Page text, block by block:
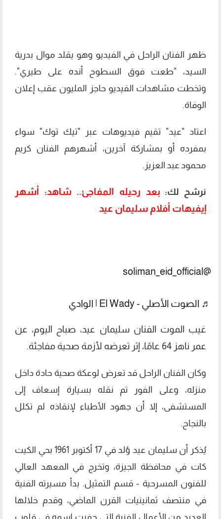
ظهر الفنان الراحل في الفيديو وهو يقلد موال بدرية
السيد، "طعت فوق السطوح أنده على طيري".
وتخطت مشاهدات الفيديو حاجز المليون عقب إعلان
الوفاة.
اعتاد "عيد" تقيم فيديوهات عبر "تيك توك" سواء
بمفرده أو بمشاركة آخرين، أشهرهم الفنان كريم
محمود عبد العزيز.
نرشح لك: بعد رحيله المفاجئ.. شاهد: أشهر
إيفيهات أفلام سليمان عيد
@soliman_eid_official
♬ الصوت الأصلي - El Wady | الوادي
غيب الموت الفنان سليمان عيد، صباح اليوم، عن
عمر ناهز 64 عامًا، إثر تعرضه لأزمة صحية مفاجئة.
وكان الفنان الراحل قد تعرض لوعكة صحية حادة داخل
منزله، وعلى الفور تم نقله بسيارة إسعاف إلى
المستشفى، إلا أن جهود الأطباء لإنقاذه لم تكلل
بالنجاح.
يُذكر أن سليمان عيد وُلد في 17 أكتوبر 1961 بحي الكيت
كات في محافظة الجيزة، وتخرج في المعهد العالي
للفنون المسرحية - قسم التمثيل. بدأ مسيرته الفنية
في منتصف ثمانينيات القرن الماضي، وقدم خلالها
العديد من الأعمال الفنية التي حفرت اسمه في قلوب